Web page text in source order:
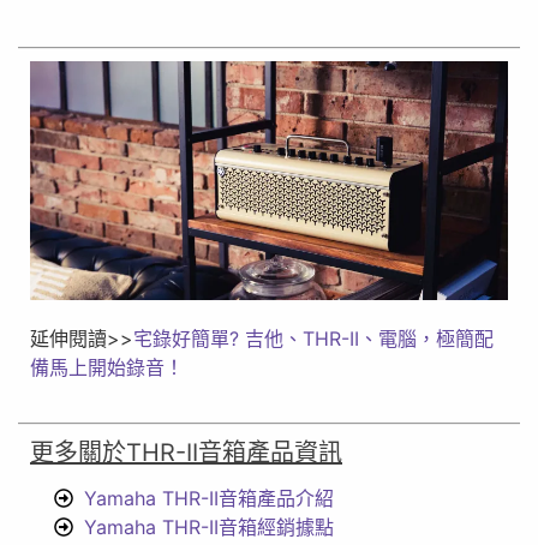
延伸閱讀>>宅錄好簡單? 吉他、THR-II、電腦，極簡配
備馬上開始錄音！
更多關於THR-II音箱產品資訊
Yamaha THR-II音箱產品介紹
Yamaha THR-II音箱經銷據點